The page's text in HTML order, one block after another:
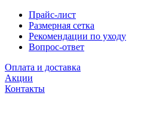
Прайс-лист
Размерная сетка
Рекомендации по уходу
Вопрос-ответ
Оплата и доставка
Акции
Контакты